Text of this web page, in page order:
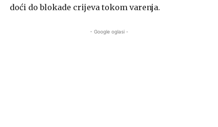
doći do blokade crijeva tokom varenja.
- Google oglasi -